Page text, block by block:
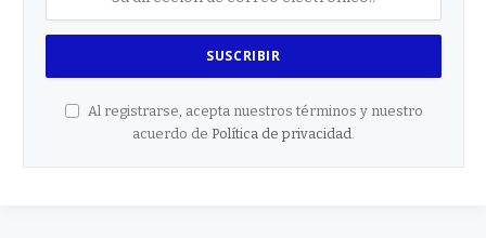
Al registrarse, acepta nuestros términos y nuestro
acuerdo de Política de privacidad.